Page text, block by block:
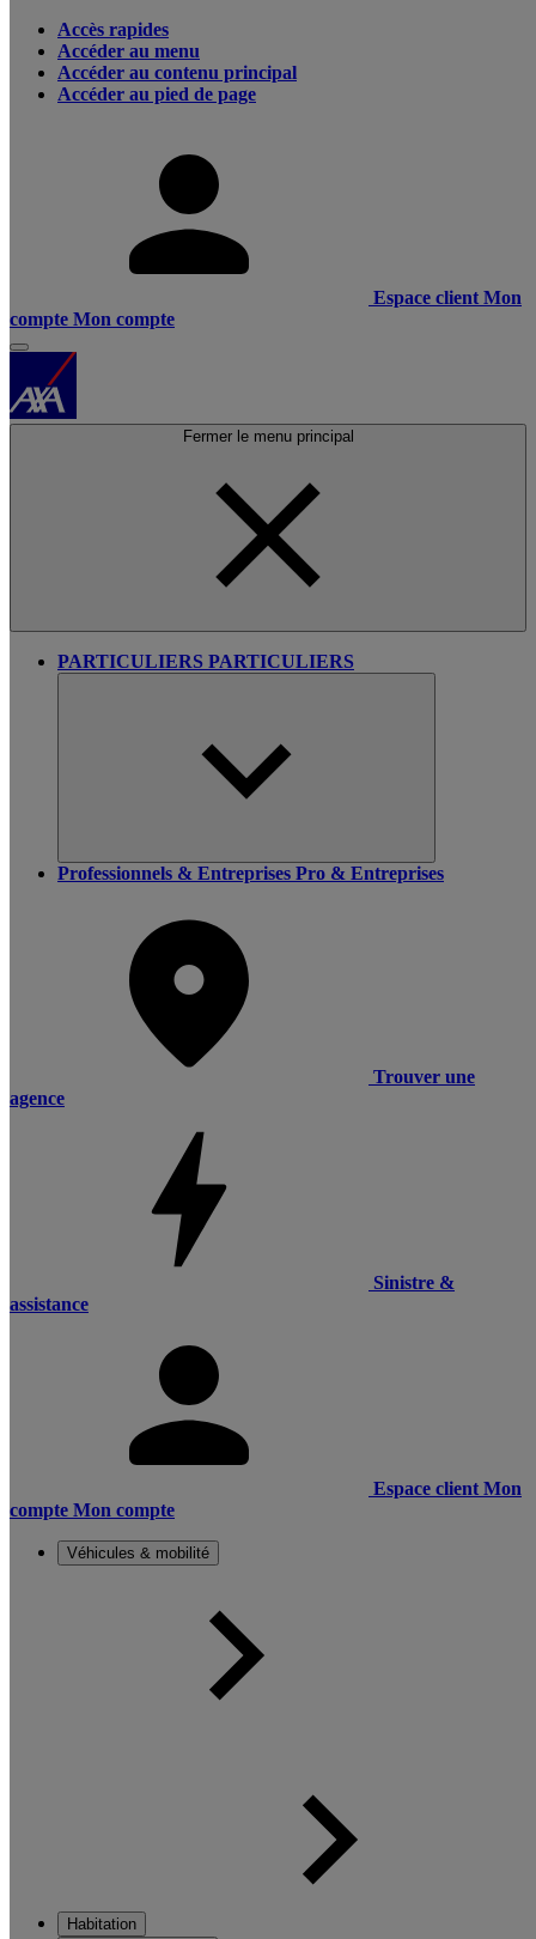
Accès rapides
Accéder au menu
Accéder au contenu principal
Accéder au pied de page
Espace client Mon
compte Mon compte
Fermer le menu principal
PARTICULIERS PARTICULIERS
Professionnels & Entreprises Pro & Entreprises
Trouver une
agence
Sinistre &
assistance
Espace client Mon
compte Mon compte
Véhicules & mobilité
Habitation